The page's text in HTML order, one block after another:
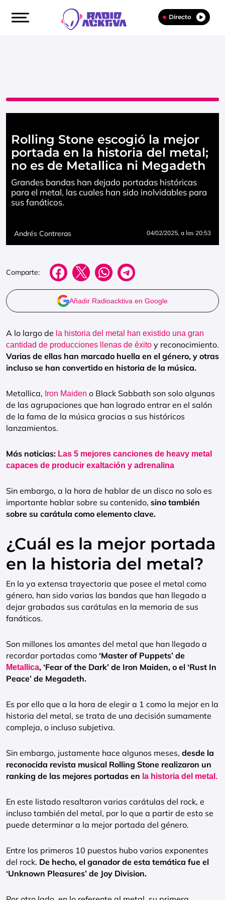
Directo
Rolling Stone escogió la mejor
portada en la historia del metal;
no es de Metallica ni Megadeth
Grandes bandas han dejado portadas históricas
para el metal, las cuales han sido inolvidables para
sus fanáticos.
Andrés Contreras 04/02/2025, a las 20:53
Comparte:
Añadir Radioacktiva en Google
A lo largo de la historia del metal han existido una gran
cantidad de producciones llenas de éxito y reconocimiento.
Varias de ellas han marcado huella en el género, y otras
incluso se han convertido en historia de la música.
Metallica, Iron Maiden o Black Sabbath son solo algunas
de las agrupaciones que han logrado entrar en el salón
de la fama de la música gracias a sus históricos
lanzamientos.
Más noticias: Las 5 mejores canciones de heavy metal
capaces de producir exaltación y adrenalina
Sin embargo, a la hora de hablar de un disco no solo es
importante hablar sobre su contenido, sino también
sobre su carátula como elemento clave.
¿Cuál es la mejor portada
en la historia del metal?
En la ya extensa trayectoria que posee el metal como
género, han sido varias las bandas que han llegado a
dejar grabadas sus carátulas en la memoria de sus
fanáticos.
Son millones los amantes del metal que han llegado a
recordar portadas como ‘Master of Puppets’ de
Metallica, ‘Fear of the Dark’ de Iron Maiden, o el ‘Rust In
Peace’ de Megadeth.
Es por ello que a la hora de elegir a 1 como la mejor en la
historia del metal, se trata de una decisión sumamente
compleja, o incluso subjetiva.
Sin embargo, justamente hace algunos meses, desde la
reconocida revista musical Rolling Stone realizaron un
ranking de las mejores portadas en la historia del metal.
En este listado resaltaron varias carátulas del rock, e
incluso también del metal, por lo que a partir de esto se
puede determinar a la mejor portada del género.
Entre los primeros 10 puestos hubo varios exponentes
del rock. De hecho, el ganador de esta temática fue el
‘Unknown Pleasures’ de Joy Division.